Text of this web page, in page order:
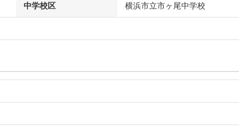
中学校区 横浜市立市ヶ尾中学校